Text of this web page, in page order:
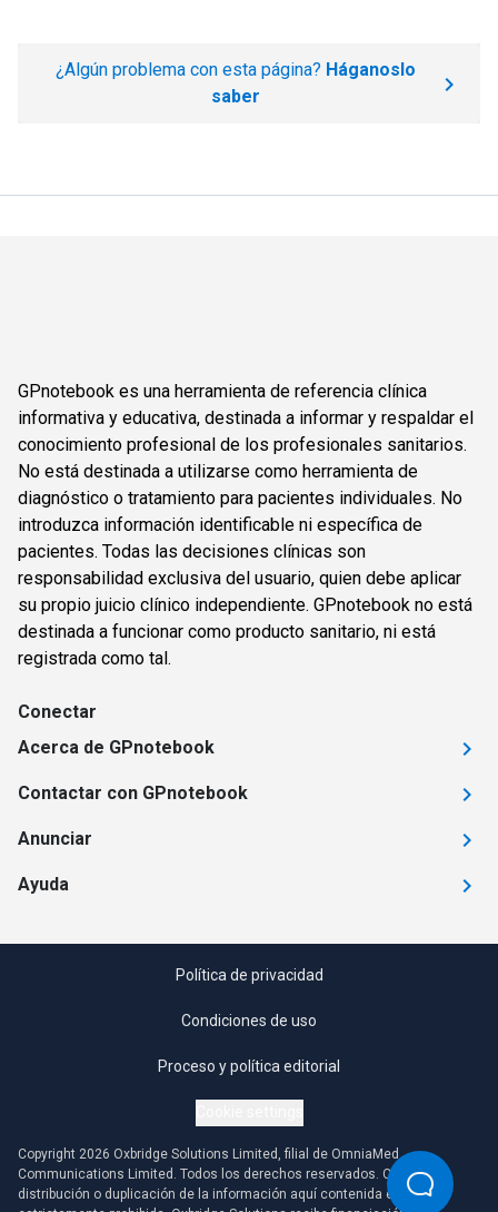
¿Algún problema con esta página? Háganoslo
saber
GPnotebook es una herramienta de referencia clínica
informativa y educativa, destinada a informar y respaldar el
conocimiento profesional de los profesionales sanitarios.
No está destinada a utilizarse como herramienta de
diagnóstico o tratamiento para pacientes individuales. No
introduzca información identificable ni específica de
pacientes. Todas las decisiones clínicas son
responsabilidad exclusiva del usuario, quien debe aplicar
su propio juicio clínico independiente. GPnotebook no está
destinada a funcionar como producto sanitario, ni está
registrada como tal.
Conectar
Acerca de GPnotebook
Contactar con GPnotebook
Anunciar
Ayuda
Política de privacidad
Condiciones de uso
Proceso y política editorial
Copyright 2026 Oxbridge Solutions Limited, filial de OmniaMed
Communications Limited. Todos los derechos reservados. Cualquier
distribución o duplicación de la información aquí contenida está